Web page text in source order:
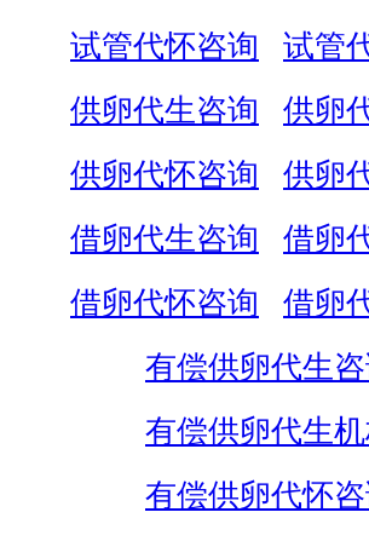
试管代怀咨询
试管
供卵代生咨询
供卵
供卵代怀咨询
供卵
借卵代生咨询
借卵
借卵代怀咨询
借卵
有偿供卵代生
有偿供卵代生
有偿供卵代怀